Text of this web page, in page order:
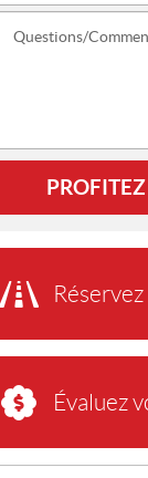
Questions/
Évaluez